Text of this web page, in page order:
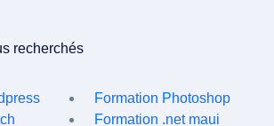
recherchés
Formation Photoshop
Formation .net maui